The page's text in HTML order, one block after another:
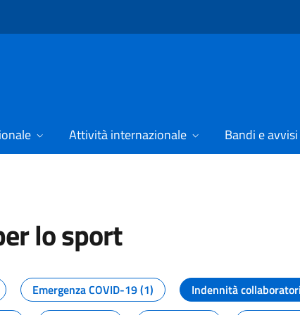
Attività internazionale Bandi e avvisi
lo sport
dal Dipartimento per lo
Emergenza COVID-19 (1) Indennità